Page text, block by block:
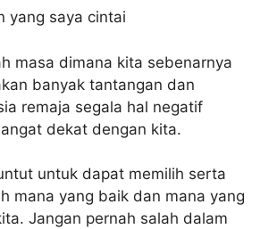
yang saya cintai
masa dimana kita sebenarnya
banyak tantangan dan
remaja segala hal negatif
dekat dengan kita.
untuk dapat memilih serta
mana yang baik dan mana yang
Jangan pernah salah dalam